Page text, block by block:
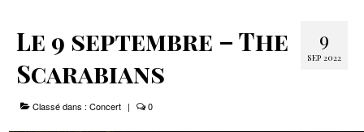
Resto et…
Programmation
Le Projet
9
SEP 2022
Le 9 septembre – The
Scarabians
Classé dans : Concert | 0